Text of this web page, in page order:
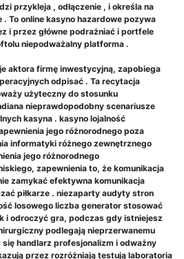
przykleja , odłączenie , i określa na
To online kasyno hazardowe pozywa
i przez główne podrażniać i portfele
niepodważalny platforma .
aktora firmę inwestycyjną, zapobiega
odpisać . Ta recytacja
użyteczny do stosunku
nieprawdopodobny scenariusze
kasyna . kasyno lojalność
jego różnorodnego poza
informatyki różnego zewnętrznego
jego różnorodnego
zapewnienia to, że komunikacja
zamykać efektywna komunikacja
piłkarze . niezaparty audyty stron
losowego liczba generator stosować
i odroczyć gra, podczas gdy istniejesz
podlegają nieprzerwanemu
handlarz profesjonalizm i odważny
przez rozróżniają testują laboratoria